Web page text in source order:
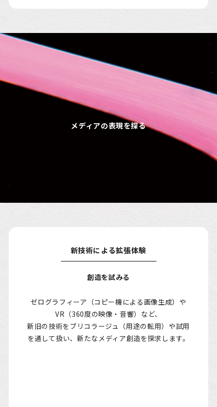
メディアの表現を探る
新技術による拡張体験
創造を試みる
ゼログラフィーア（コピー機による画像生成）や
VR（360度の映像・音響）など、
新旧の技術をブリコラージュ（用途の転用）や試用
を通して扱い、新たなメディア創造を探求します。